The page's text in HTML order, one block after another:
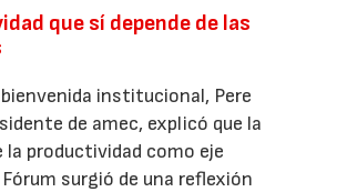
que sí depende de las
institucional, Pere
de amec, explicó que la
la productividad como eje
surgió de una reflexión